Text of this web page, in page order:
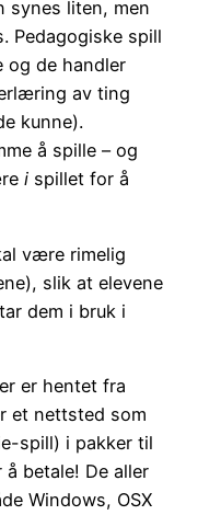
synes liten, men
Pedagogiske spill
og de handler
av ting
kunne).
å spille – og
i spillet for å
være rimelig
slik at elevene
dem i bruk i
er hentet fra
et nettsted som
spill) i pakker til
betale! De aller
Windows, OSX